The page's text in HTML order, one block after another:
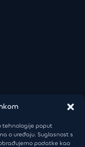
tehnologije poput
o uređaju. Suglasnost s
podatke kao